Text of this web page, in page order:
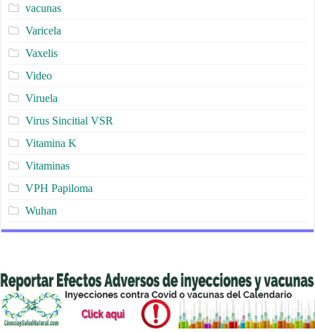
vacunas
Varicela
Vaxelis
Video
Viruela
Virus Sincitial VSR
Vitamina K
Vitaminas
VPH Papiloma
Wuhan